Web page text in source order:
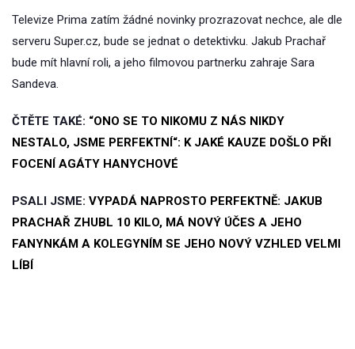
Televize Prima zatím žádné novinky prozrazovat nechce, ale dle
serveru Super.cz, bude se jednat o detektivku. Jakub Prachař
bude mít hlavní roli, a jeho filmovou partnerku zahraje Sara
Sandeva.
ČTĚTE TAKÉ: “ONO SE TO NIKOMU Z NÁS NIKDY
NESTALO, JSME PERFEKTNÍ“: K JAKÉ KAUZE DOŠLO PŘI
FOCENÍ AGÁTY HANYCHOVÉ
PSALI JSME: VYPADÁ NAPROSTO PERFEKTNĚ: JAKUB
PRACHAŘ ZHUBL 10 KILO, MÁ NOVÝ ÚČES A JEHO
FANYNKÁM A KOLEGYNÍM SE JEHO NOVÝ VZHLED VELMI
LÍBÍ